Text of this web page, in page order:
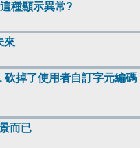
種顯示異常?
來
掉了使用者自訂字元編碼
而已